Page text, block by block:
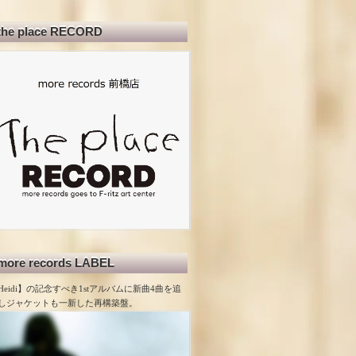
place RECORD
records LABEL
】の記念すべき1stアルバムに新曲4曲を追
ジャケットも一新した再構築盤。